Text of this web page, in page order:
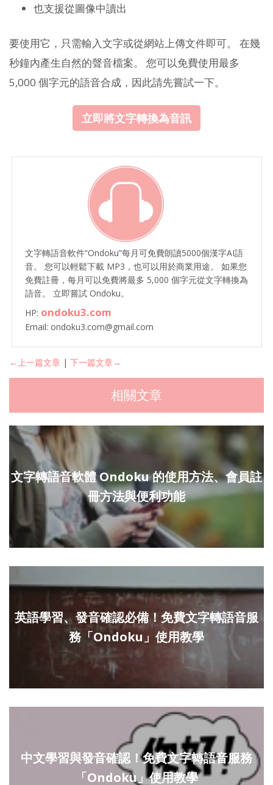
也支援從圖像中讀出
要使用它，只需輸入文字或從網站上傳文件即可。 在幾
秒鐘內產生自然的聲音檔案。 您可以免費使用最多
5,000 個字元的語音合成，因此請先嘗試一下。
立即將文字轉換為音訊
文字轉語音軟件“Ondoku”每月可免費朗讀5000個漢字AI語
音。 您可以輕鬆下載 MP3，也可以用於商業用途。 如果您
免費註冊，每月可以免費將最多 5,000 個字元從文字轉換為
語音。 立即嘗試 Ondoku。
HP: ondoku3.com
Email: ondoku3.com@gmail.com
←上一篇文章 | 下一篇文章→
相關文章
文字轉語音軟體 Ondoku 的使用方法、會員註
冊方法與便利功能
英語學習、發音確認必備！免費文字轉語音服
務「Ondoku」使用教學
中文學習與發音確認！免費文字轉語音服務
「Ondoku」使用教學